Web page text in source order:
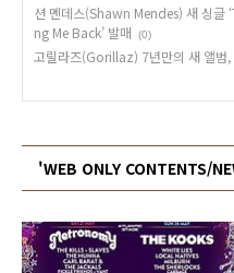
션 멘데스(Shawn Mendes) 새 싱글
ng Me Back’ 발매
(0)
고릴라즈(Gorillaz) 7년만의 새 앨
'WEB ONLY CONTENTS/